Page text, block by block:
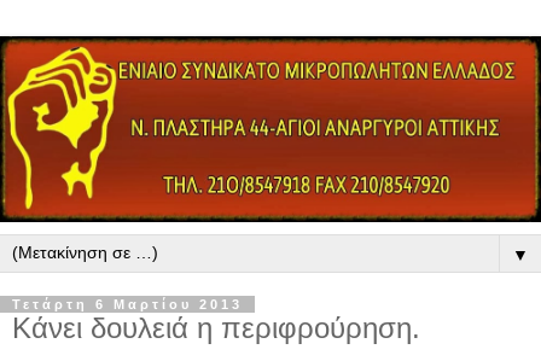
▼
Τετάρτη 6 Μαρτίου 2013
Κάνει δουλειά η περιφρούρηση.